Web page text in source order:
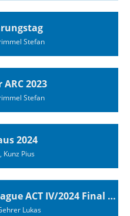
Stefan
2023
Stefan
2024
, Kunz Pius
Swiss Sailing Challenge League ACT IV/2024 Final Luzern
Lukas